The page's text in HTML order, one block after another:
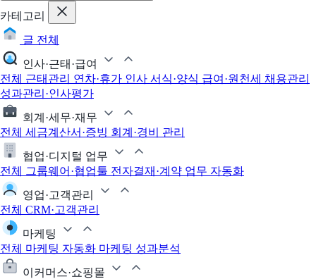
카테고리
글 전체
인사·근태·급여
전체 근태관리 연차·휴가 인사 서식·양식 급여·원천세 채용관리
성과관리·인사평가
회계·세무·재무
전체 세금계산서·증빙 회계·경비 관리
협업·디지털 업무
전체
그룹웨어·협업툴 전자결재·계약 업무 자동화
영업·고객관리
전체 CRM·고객관리
마케팅
전체 마케팅 자동화 마케팅 성과분석
이커머스·쇼핑몰